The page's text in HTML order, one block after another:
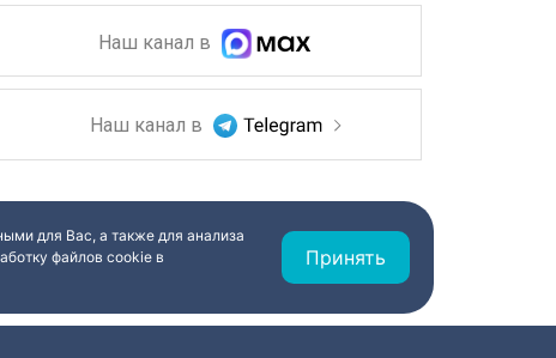
Наш канал в
Наш канал в
для Вас, а также для анализа
файлов cookie в
Принять